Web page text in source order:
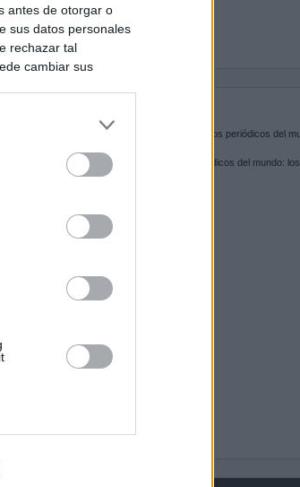
antes de otorgar o
sus datos personales
rechazar tal
cambiar sus
es la puerta de entrada a los periódicos del
Navega por las portadas de los periódicos del mundo:
del otro extremo del mundo.